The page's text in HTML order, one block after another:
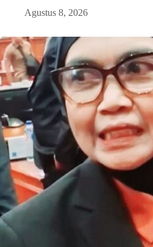
Agustus 8, 2026